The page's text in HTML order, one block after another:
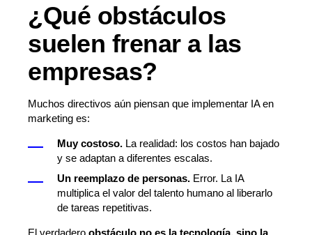
¿Qué obstáculos
suelen frenar a las
empresas?
Muchos directivos aún piensan que implementar IA en
marketing es:
Muy costoso. La realidad: los costos han bajado
y se adaptan a diferentes escalas.
Un reemplazo de personas. Error. La IA
multiplica el valor del talento humano al liberarlo
de tareas repetitivas.
El verdadero obstáculo no es la tecnología, sino la